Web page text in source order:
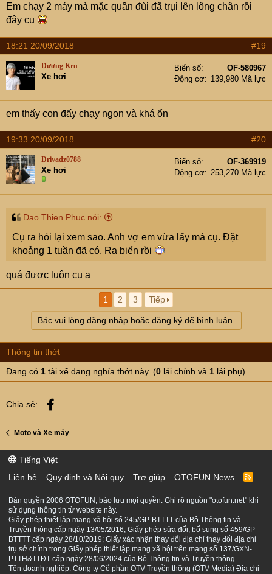
Em chạy 2 máy mà mặc quần đùi đã trụi lên lông chân rồi
đây cụ
18:21 20/09/2018 #19
Dương Kru
Xe hơi
Biển số
OF-580967
Động cơ
139,980 Mã lực
em thấy con đấy chạy ngon và khá ổn
19:33 20/09/2018 #20
Drivadz0788
Xe hơi
Biển số
OF-369919
Động cơ
253,270 Mã lực
Dao Thien Phuc nói:
Cụ ra hỏi lại xem sao. Anh vợ em vừa lấy mà cụ. Đặt
khoảng 1 tuần đã có. Ra biển rồi
quá được luôn cụ ạ
1 2 3 Tiếp
Bác vui lòng đăng nhập hoặc đăng ký để bình luận.
Thông tin thớt
Đang có 1 tài xế đang nghía thớt này. (0 lái chính và 1 lái phụ)
Chia sẻ:
Moto và Xe máy
Tiếng Việt
Liên hệ
Quy định và Nội quy Trợ giúp OTOFUN News
R
S
Bản quyền 2006 OTOFUN, bảo lưu mọi quyền. Ghi rõ nguồn "otofun.net" khi
sử dụng thông tin từ website này.
Giấy phép thiết lập mạng xã hội số 245/GP-BTTTT của Bộ Thông tin và
Truyền thông cấp ngày 13/05/2016; Giấy phép sửa đổi, bổ sung số 459/GP-
BTTTT cấp ngày 28/10/2019; Giấy xác nhận thay đổi địa chỉ thay đổi địa chỉ
trụ sở chính trong Giấy phép thiết lập mạng xã hội trên mạng số 137/GXN-
PTTH&TTĐT cấp ngày 28/06/2024 của Bộ Thông tin và Truyền thông.
Tên doanh nghiệp: Công ty Cổ phần OTV Truyền thông (OTV Media) Địa chỉ